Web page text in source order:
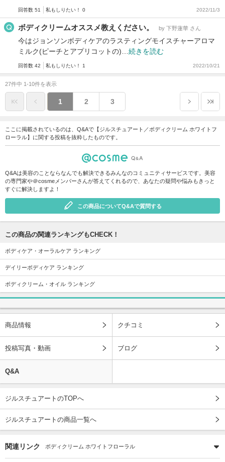
回答数 51 私もしりたい！ 0 2022/11/3
ボディクリームオススメ教えください。 by 下野蓮華 さん
今はジョンソンボディケアのラスティングモイスチャーアロマ
ミルク(ピーチとアプリコットの)… 続きを読む
回答数 42 私もしりたい！ 1 2022/10/21
27件中 1-10件を表示
1 2 3
ここに掲載されているのは、Q&Aで【ジルスチュアート／ボディクリーム ホワイトフ
ローラル】に関する投稿を抜粋したものです。
Q&Aは美容のことならなんでも解決できるみんなのコミュニティサービスです。美容
の専門家や＠cosmeメンバーさんが答えてくれるので、あなたの疑問や悩みもきっと
すぐに解決しますよ！
この商品についてQ&Aで質問する
この商品の関連ランキングもCHECK！
ボディケア・オーラルケア ランキング
デイリーボディケア ランキング
ボディクリーム・オイル ランキング
商品情報 クチコミ
投稿写真・動画 ブログ
Q&A
ジルスチュアートのTOPへ
ジルスチュアートの商品一覧へ
関連リンク ボディクリーム ホワイトフローラル